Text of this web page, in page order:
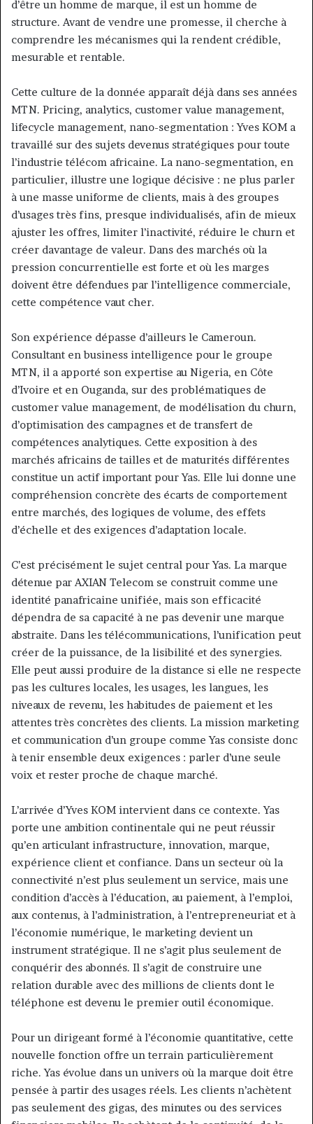
d’être un homme de marque, il est un homme de
structure. Avant de vendre une promesse, il cherche à
comprendre les mécanismes qui la rendent crédible,
mesurable et rentable.
Cette culture de la donnée apparaît déjà dans ses années
MTN. Pricing, analytics, customer value management,
lifecycle management, nano-segmentation : Yves KOM a
travaillé sur des sujets devenus stratégiques pour toute
l’industrie télécom africaine. La nano-segmentation, en
particulier, illustre une logique décisive : ne plus parler
à une masse uniforme de clients, mais à des groupes
d’usages très fins, presque individualisés, afin de mieux
ajuster les offres, limiter l’inactivité, réduire le churn et
créer davantage de valeur. Dans des marchés où la
pression concurrentielle est forte et où les marges
doivent être défendues par l’intelligence commerciale,
cette compétence vaut cher.
Son expérience dépasse d’ailleurs le Cameroun.
Consultant en business intelligence pour le groupe
MTN, il a apporté son expertise au Nigeria, en Côte
d’Ivoire et en Ouganda, sur des problématiques de
customer value management, de modélisation du churn,
d’optimisation des campagnes et de transfert de
compétences analytiques. Cette exposition à des
marchés africains de tailles et de maturités différentes
constitue un actif important pour Yas. Elle lui donne une
compréhension concrète des écarts de comportement
entre marchés, des logiques de volume, des effets
d’échelle et des exigences d’adaptation locale.
C’est précisément le sujet central pour Yas. La marque
détenue par AXIAN Telecom se construit comme une
identité panafricaine unifiée, mais son efficacité
dépendra de sa capacité à ne pas devenir une marque
abstraite. Dans les télécommunications, l’unification peut
créer de la puissance, de la lisibilité et des synergies.
Elle peut aussi produire de la distance si elle ne respecte
pas les cultures locales, les usages, les langues, les
niveaux de revenu, les habitudes de paiement et les
attentes très concrètes des clients. La mission marketing
et communication d’un groupe comme Yas consiste donc
à tenir ensemble deux exigences : parler d’une seule
voix et rester proche de chaque marché.
L’arrivée d’Yves KOM intervient dans ce contexte. Yas
porte une ambition continentale qui ne peut réussir
qu’en articulant infrastructure, innovation, marque,
expérience client et confiance. Dans un secteur où la
connectivité n’est plus seulement un service, mais une
condition d’accès à l’éducation, au paiement, à l’emploi,
aux contenus, à l’administration, à l’entrepreneuriat et à
l’économie numérique, le marketing devient un
instrument stratégique. Il ne s’agit plus seulement de
conquérir des abonnés. Il s’agit de construire une
relation durable avec des millions de clients dont le
téléphone est devenu le premier outil économique.
Pour un dirigeant formé à l’économie quantitative, cette
nouvelle fonction offre un terrain particulièrement
riche. Yas évolue dans un univers où la marque doit être
pensée à partir des usages réels. Les clients n’achètent
pas seulement des gigas, des minutes ou des services